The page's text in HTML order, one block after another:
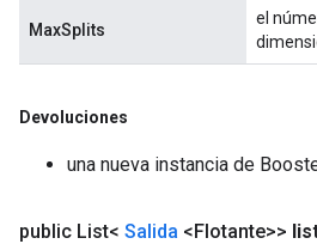
MaxSplits
el
Devoluciones
una nueva instancia de
public List< Salida <Flotante>>